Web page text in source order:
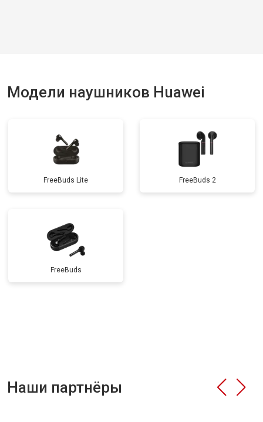
Модели наушников Huawei
FreeBuds Lite FreeBuds 2
FreeBuds
Наши партнёры